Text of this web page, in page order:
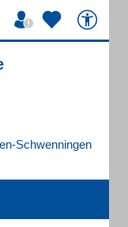
Schwenningen